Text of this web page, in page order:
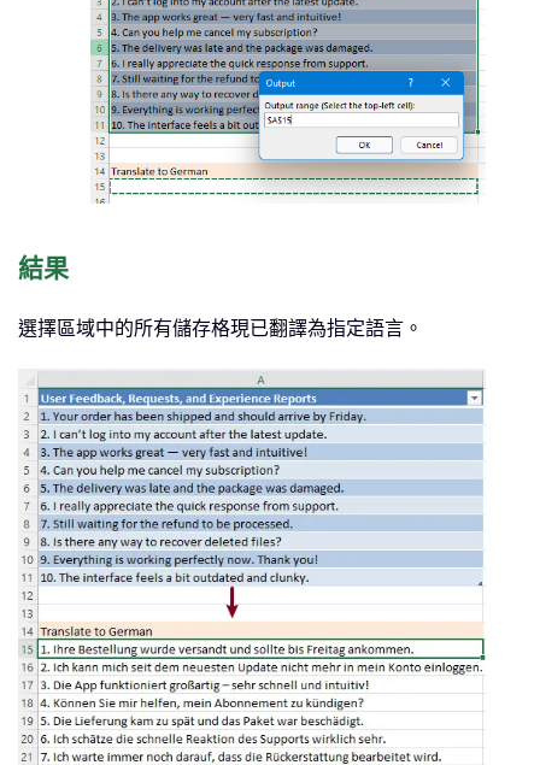
結果
選擇區域中的所有儲存格現已翻譯為指定語言。